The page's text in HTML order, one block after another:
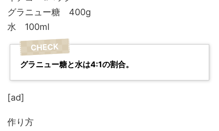
グラニュー糖 400g
水 100ml
グラニュー糖と水は4:1の割合。
[ad]
作り方